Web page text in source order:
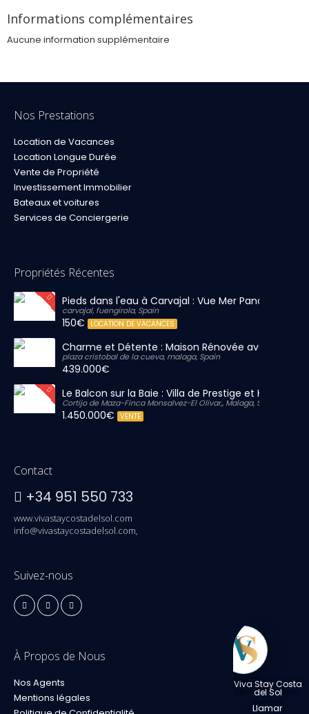
Informations complémentaires
Aucune information supplémentaire
Nos Prestations
Location de Vacances
Location Longue Durée
Vente de Propriété
Investissement Immobilier
Bateaux et voitures
Services de Conciergerie
Propriétés Récentes
Pieds dans l'eau à Carvajal : Vue Mer Panoramique
carvajal, fuengirola, Spain
150€ LOCATION DE VACANCES
Charme et Détente : Maison Rénovée avec Grand
plaza cristobal de la cueva, malaga, Spain
439.000€
Le Balcon sur la Baie : Villa de Prestige et Horizon
Cortijo de Maza-Finca Monsalvez-El Olivar,, Malaga, Spain
1.450.000€ VENTE
Contact
+34 951 550 733
www.vivastaycostadelsol.com
info@vivastaycostadelsol.com,
Suivez-nous
À Propos de Nous
Nos Agents
Mentions légales
Viva Stay Costa
del Sol
Llamar